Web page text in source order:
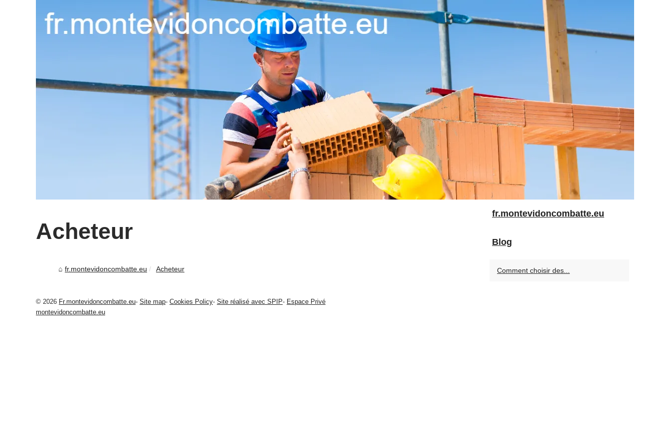
Acheteur
fr.montevidoncombatte.eu Acheteur
fr.montevidoncombatte.eu
Blog
Comment choisir des...
© 2026 Fr.montevidoncombatte.eu- Site map- Cookies Policy- Site réalisé avec SPIP- Espace Privé
montevidoncombatte.eu